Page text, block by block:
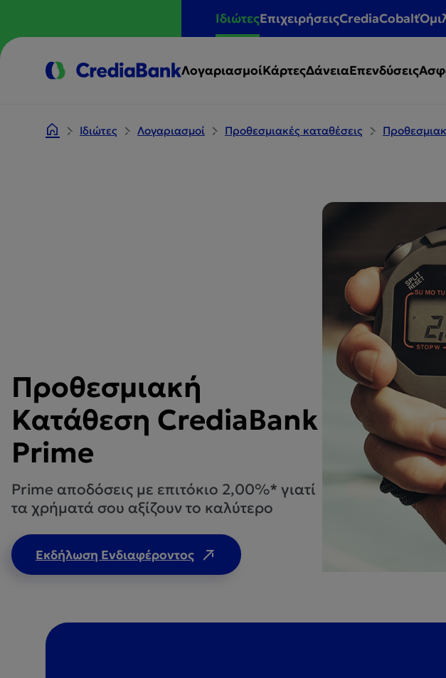
ΙδιώτεςΕπιχειρήσειςCrediaCobalt
ΛογαριασμοίΚάρτεςΔάνειαΕπενδύσεις
Ιδιώτες Λογαριασμοί Προθεσμιακές καταθέσεις
Προθεσμιακή
Κατάθεση CrediaBank
Prime
Prime αποδόσεις με επιτόκιο 2,00%* γιατί
τα χρήματά σου αξίζουν το καλύτερο
Εκδήλωση Ενδιαφέροντος